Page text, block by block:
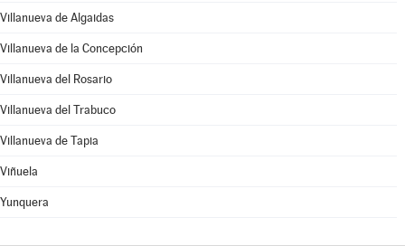
Villanueva de Algaidas
Villanueva de la Concepción
Villanueva del Rosario
Villanueva del Trabuco
Villanueva de Tapia
Viñuela
Yunquera